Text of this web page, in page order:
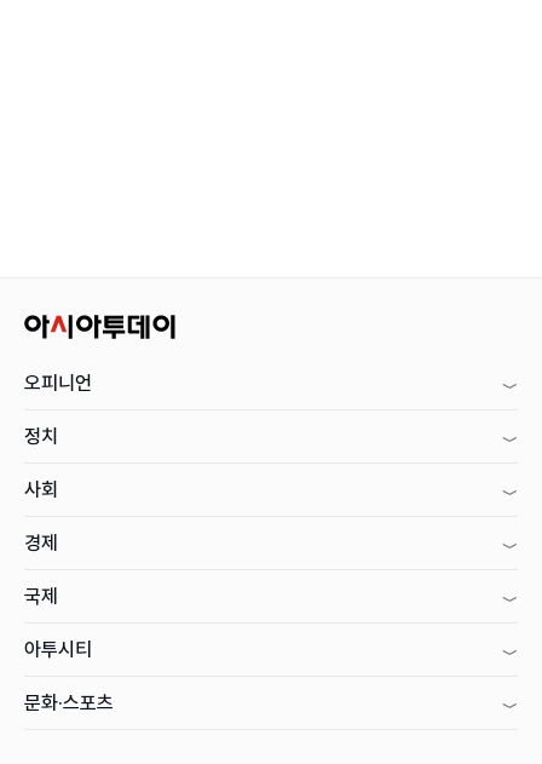
오피니언
정치
사회
경제
국제
아투시티
문화·스포츠